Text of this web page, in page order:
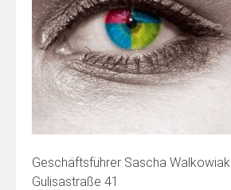
Geschäftsführer Sascha Walkowiak
Gulisastraße 41